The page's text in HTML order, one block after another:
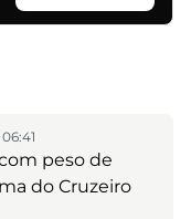
peso de
do Cruzeiro